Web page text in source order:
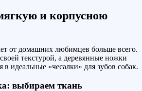
и корпусною
от домашних любимцев больше всего.
текстурой, а деревянные ножки
в идеальные «чесалки» для зубов собак.
выбираем ткань